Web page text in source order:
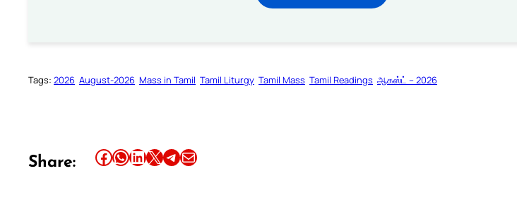
Tags: 2026 August-2026 Mass in Tamil Tamil Liturgy Tamil Mass Tamil Readings ஆகஸ்ட் – 2026
Share: Share this article on Facebook Share this article on WhatsApp Share this article on LinkedIn Share this article on X Share this article on TelegramEmail this Article